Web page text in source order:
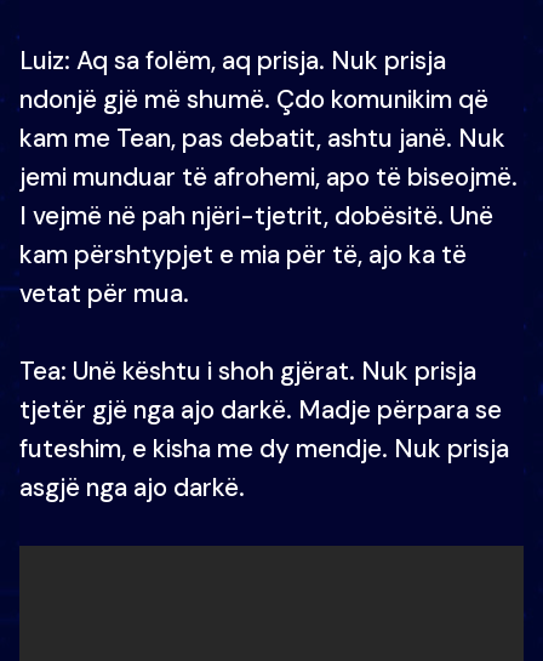
Luiz: Aq sa folëm, aq prisja. Nuk prisja
ndonjë gjë më shumë. Çdo komunikim që
kam me Tean, pas debatit, ashtu janë. Nuk
jemi munduar të afrohemi, apo të biseojmë.
I vejmë në pah njëri-tjetrit, dobësitë. Unë
kam përshtypjet e mia për të, ajo ka të
vetat për mua.
Tea: Unë kështu i shoh gjërat. Nuk prisja
tjetër gjë nga ajo darkë. Madje përpara se
futeshim, e kisha me dy mendje. Nuk prisja
asgjë nga ajo darkë.